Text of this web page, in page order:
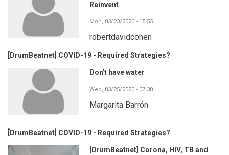
Reinvent
Mon, 03/23/2020 - 15:55
robertdavidcohen
[DrumBeatnet] COVID-19 - Required Strategies?
Don't have water
Wed, 03/25/2020 - 07:38
Margarita Barrón
[DrumBeatnet] COVID-19 - Required Strategies?
[DrumBeatnet] Corona, HIV, TB and